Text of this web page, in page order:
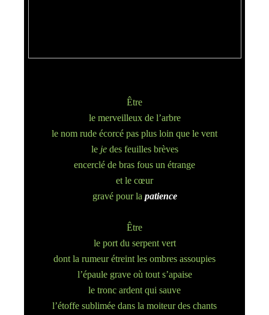
Être
le merveilleux de l’arbre
le nom rude écorcé pas plus loin que le vent
le jedes feuilles brèves
encerclé de bras fous un étrange
et le cœur
gravé pour la patience
Être
le port du serpent vert
dont la rumeur étreint les ombres assoupies
l’épaule grave où tout s’apaise
le tronc ardent qui sauve
l’étoffe sublimée dans la moiteur des chants